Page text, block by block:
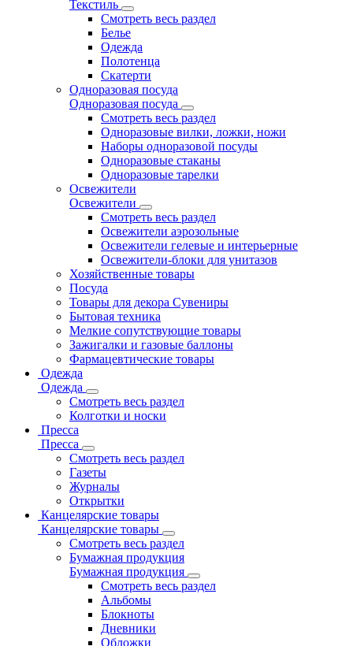
Текстиль
Смотреть весь раздел
Белье
Одежда
Полотенца
Скатерти
Одноразовая посуда
Одноразовая посуда
Смотреть весь раздел
Одноразовые вилки, ложки, ножи
Наборы одноразовой посуды
Одноразовые стаканы
Одноразовые тарелки
Освежители
Освежители
Смотреть весь раздел
Освежители аэрозольные
Освежители гелевые и интерьерные
Освежители-блоки для унитазов
Хозяйственные товары
Посуда
Товары для декора Сувениры
Бытовая техника
Мелкие сопутствующие товары
Зажигалки и газовые баллоны
Фармацевтические товары
Одежда
Одежда
Смотреть весь раздел
Колготки и носки
Пресса
Пресса
Смотреть весь раздел
Газеты
Журналы
Открытки
Канцелярские товары
Канцелярские товары
Смотреть весь раздел
Бумажная продукция
Бумажная продукция
Смотреть весь раздел
Альбомы
Блокноты
Дневники
Обложки